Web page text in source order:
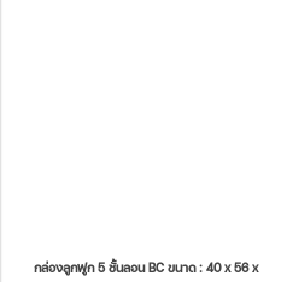
กล่องลูกฟูก 5 ชั้นลอน BC ขนาด : 40 x 56 x